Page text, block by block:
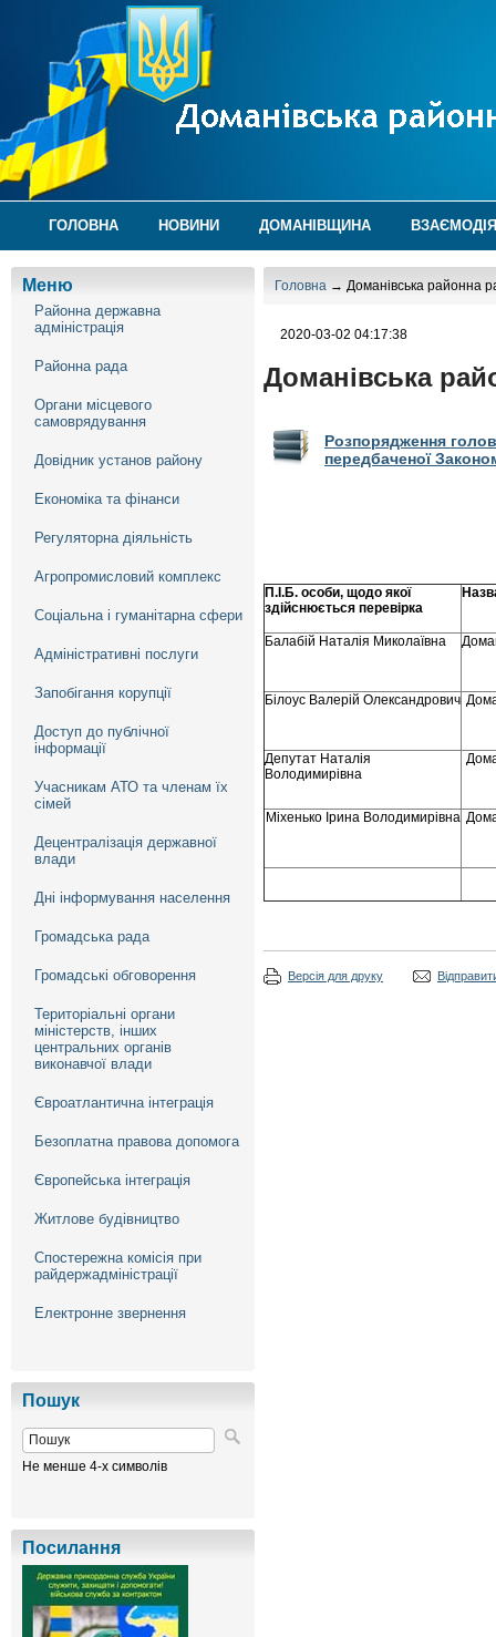
ГОЛОВНА НОВИНИ ДОМАНІВЩИНА
Меню
Районна державна
адміністрація
Районна рада
Органи місцевого
самоврядування
Довідник установ району
Економіка та фінанси
Регуляторна діяльність
Агропромисловий комплекс
Соціальна і гуманітарна сфери
Адміністративні послуги
Запобігання корупції
Доступ до публічної
інформації
Учасникам АТО та членам їх
сімей
Децентралізація державної
влади
Дні інформування населення
Громадська рада
Громадські обговорення
Територіальні органи
міністерств, інших
центральних органів
виконавчої влади
Євроатлантична інтеграція
Безоплатна правова допомога
Європейська інтеграція
Житлове будівництво
Спостережна комісія при
райдержадміністрації
Електронне звернення
Пошук
Не менше 4-х символів
Посилання
Головна → Доманівська районна
2020-03-02 04:17:38
Доманівська
Розпорядження
передбаченої
П.І.Б. особи, щодо якої
здійснюється перевірка
Балабій Наталія Миколаївна
Білоус Валерій Олександрович
Депутат Наталія
Володимирівна
Міхенько Ірина Володимирівна
Версія для друку